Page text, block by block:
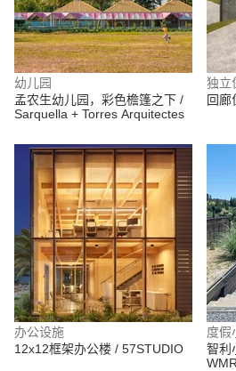
幼儿园
孟农生幼儿园，彩色檐篷之下 /
Sarquella + Torres Arquitectes
独立
回廊
办公设施
12x12框架办公楼 / 57STUDIO
度假
智